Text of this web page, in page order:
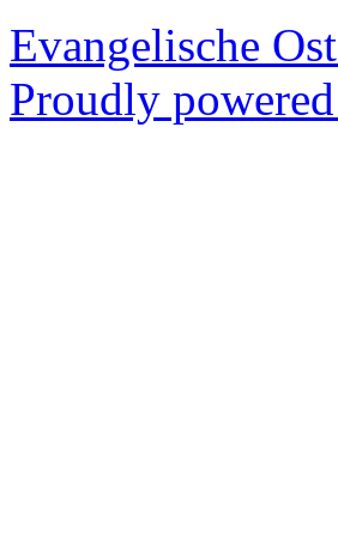
Evangelische
Proudly